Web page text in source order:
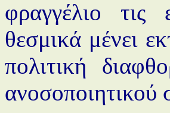
φραγγέλιο τις
θεσμικά μένει
πολιτική
ανοσοποιητικού